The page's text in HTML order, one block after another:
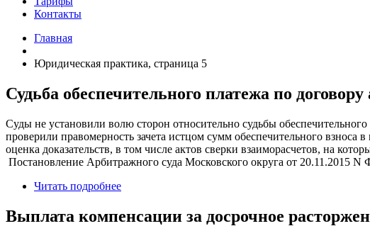
Контакты
Главная
Юридическая практика, страница 5
Судьба обеспечительного платежа по
Суды не установили волю сторон относительно судьбы
проверили правомерность зачета истцом сумм обеспечительного
оценка доказательств, в том числе актов сверки взаиморасчетов, на
Постановление Арбитражного суда Московского округа от 20.11.2015 N
Читать подробнее
Выплата компенсации за досрочное